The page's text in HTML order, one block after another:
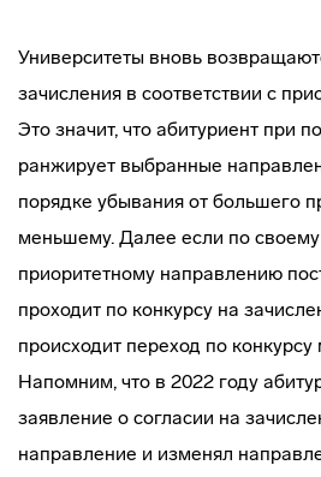
Университеты вновь
зачисления в соответствии с
Это значит, что абитуриент при
ранжирует выбранные
порядке убывания от большего
меньшему. Далее если по
приоритетному направлению
проходит по конкурсу на
происходит переход по
Напомним, что в 2022 году
заявление о согласии на
направление и изменял